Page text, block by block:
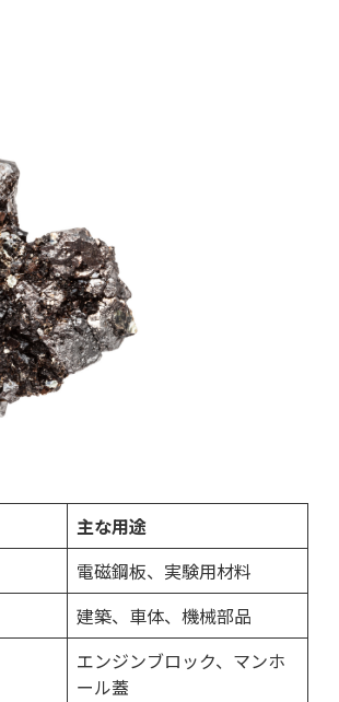
主な用途
電磁鋼板、実験用材料
建築、車体、機械部品
エンジンブロック、マンホ
ール蓋